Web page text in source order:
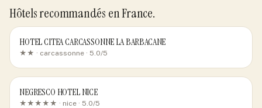
Hôtels recommandés en France.
HOTEL CITEA CARCASSONNE LA BARBACANE
★★ · carcassonne · 5.0/5
NEGRESCO HOTEL NICE
★★★★★ · nice · 5.0/5